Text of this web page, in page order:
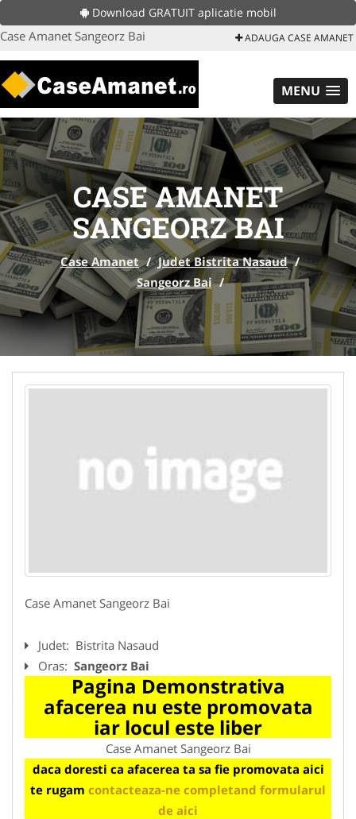
Download GRATUIT aplicatie mobil
Case Amanet Sangeorz Bai ADAUGA CASE AMANET
MENU
CASE AMANET
SANGEORZ BAI
Case Amanet / Judet Bistrita Nasaud /
Sangeorz Bai /
Case Amanet Sangeorz Bai
Judet: Bistrita Nasaud
Oras: Sangeorz Bai
Pagina Demonstrativa
afacerea nu este promovata
iar locul este liber
Case Amanet Sangeorz Bai
daca doresti ca afacerea ta sa fie promovata aici
te rugam contacteaza-ne completand formularul
de aici